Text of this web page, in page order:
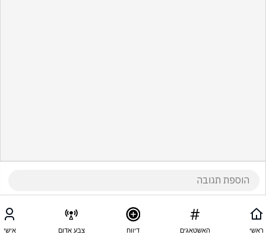
ראשי האשטאגים דיווח צבע אדום אישי